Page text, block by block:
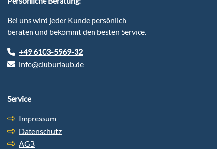
Bei uns wird jeder Kunde persönlich
beraten und bekommt den besten Service.
+49 6103-5969-32
info@cluburlaub.de
Service
Impressum
Datenschutz
AGB